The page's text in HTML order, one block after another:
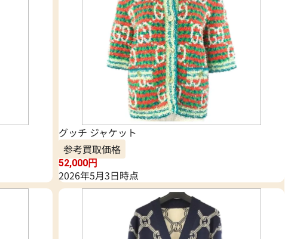
グッチ ジャケット
参考買取価格
52,000円
2026年5月3日時点